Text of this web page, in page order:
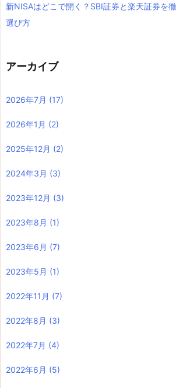
新NISAはどこで開く？SBI証券と楽天証券を
選び方
アーカイブ
2026年7月 (17)
2026年1月 (2)
2025年12月 (2)
2024年3月 (3)
2023年12月 (3)
2023年8月 (1)
2023年6月 (7)
2023年5月 (1)
2022年11月 (7)
2022年8月 (3)
2022年7月 (4)
2022年6月 (5)